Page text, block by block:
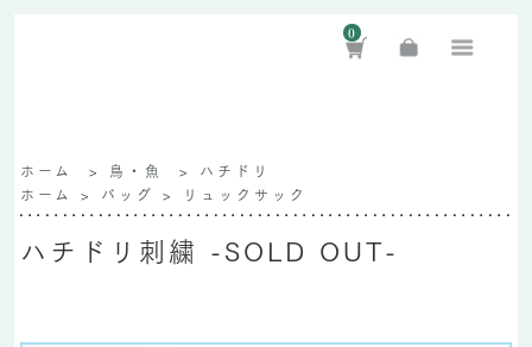
0
ホーム > 鳥・魚 > ハチドリ
ホーム > バッグ > リュックサック
ハチドリ刺繍 -SOLD OUT-